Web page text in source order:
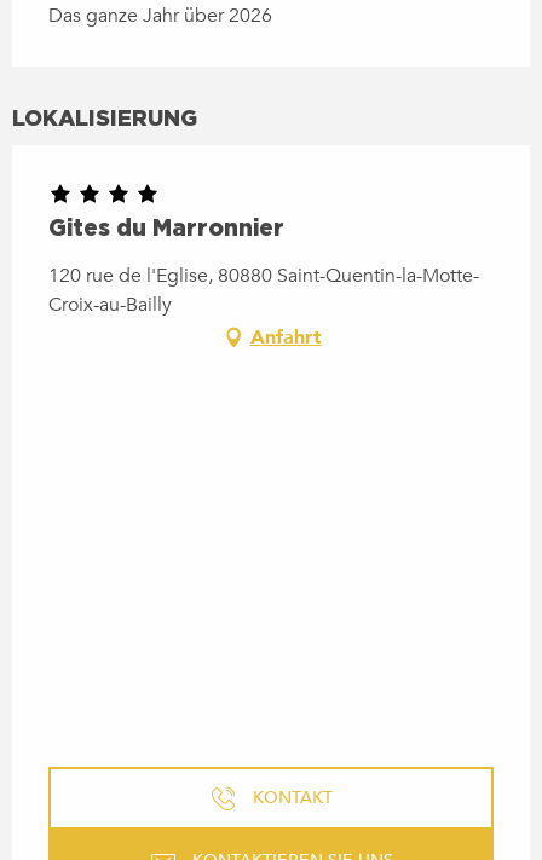
Das ganze Jahr über 2026
LOKALISIERUNG
Gites du Marronnier
120 rue de l'Eglise, 80880 Saint-Quentin-la-Motte-
Croix-au-Bailly
Anfahrt
KONTAKT